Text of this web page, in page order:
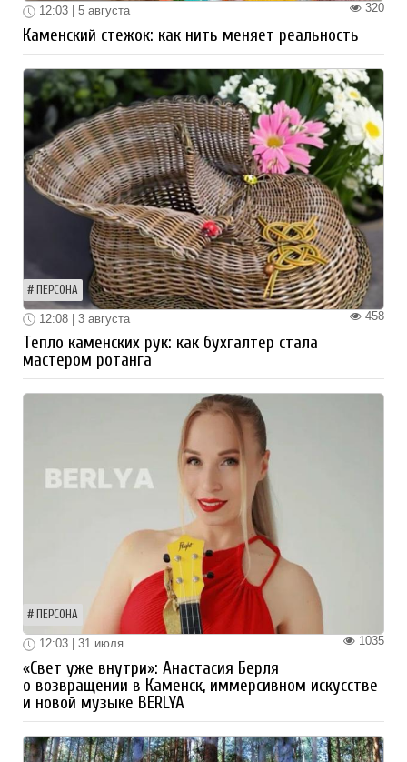
320
12:03 | 5 августа
Каменский стежок: как нить меняет реальность
ПЕРСОНА
458
12:08 | 3 августа
Тепло каменских рук: как бухгалтер стала
мастером ротанга
ПЕРСОНА
1035
12:03 | 31 июля
«Свет уже внутри»: Анастасия Берля
о возвращении в Каменск, иммерсивном искусстве
и новой музыке BERLYA